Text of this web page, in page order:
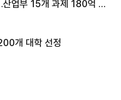
업부 15개 과제 180억 지
개 대학 선정